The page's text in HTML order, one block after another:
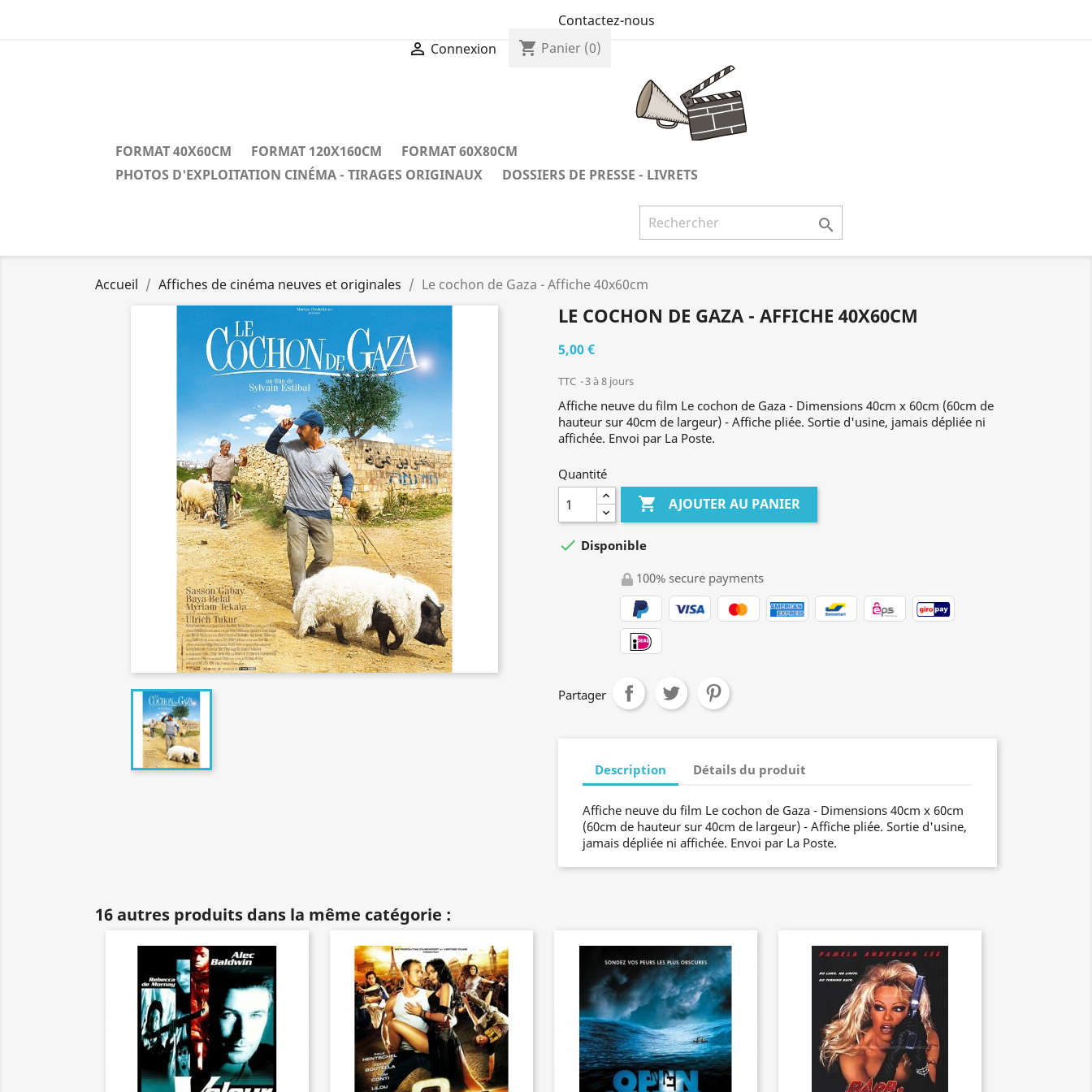
Contactez-nous
 Connexion shopping_cart Panier (0)
FORMAT 40X60CM FORMAT 120X160CM
FORMAT 60X80CM
PHOTOS D'EXPLOITATION CINÉMA - TIRAGES ORIGINAUX
DOSSIERS DE PRESSE - LIVRETS

Accueil Affiches de cinéma neuves et originales Le cochon de Gaza - Affiche 40x60cm
LE COCHON DE GAZA - AFFICHE 40X60CM
5,00 €
TTC 3 à 8 jours
Affiche neuve du film Le cochon de Gaza - Dimensions 40cm x 60cm (60cm de
hauteur sur 40cm de largeur) - Affiche pliée. Sortie d'usine, jamais dépliée ni
affichée. Envoi par La Poste.
Quantité
 AJOUTER AU PANIER
 Disponible
100% secure payments
Partager
Description Détails du produit
Affiche neuve du film Le cochon de Gaza - Dimensions 40cm x 60cm
(60cm de hauteur sur 40cm de largeur) - Affiche pliée. Sortie d'usine,
jamais dépliée ni affichée. Envoi par La Poste.
16 autres produits dans la même catégorie :